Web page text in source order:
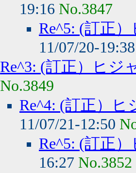
19:16 No.3847
Re^5: (訂正
11/07/20-
Re^3: (訂正）ヒジ
No.3849
Re^4: (訂正）
11/07/21-12:50
Re^5: (訂正
16:27 No.3852